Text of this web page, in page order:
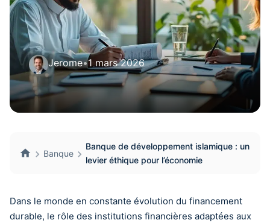
Jerome•1 mars 2026
Banque
Banque de développement islamique : un
levier éthique pour l’économie
Dans le monde en constante évolution du financement
durable, le rôle des institutions financières adaptées aux